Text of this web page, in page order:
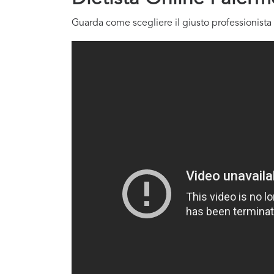
Guarda come scegliere il giusto professionista